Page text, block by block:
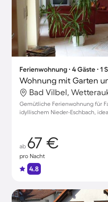
Ferienwohnung ∙ 4 Gäste ∙ 1
Wohnung mit Garten
Bad Vilbel,
Gemütliche Ferienwohnung für
idyllischem Nieder-Eschbach,
ab 67 €
pro Nacht
4.8